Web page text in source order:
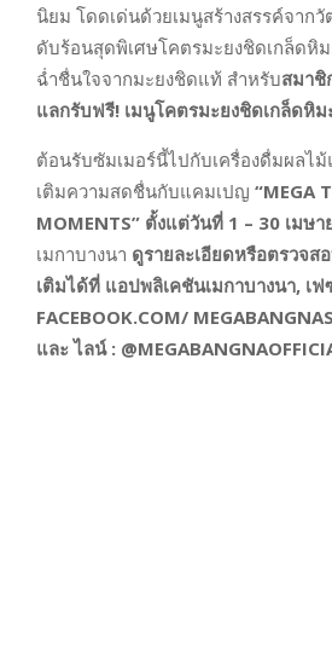
นิยม โดดเด่นด้วยเมนูสร้างสรรค์จาก
ดับร้อนสุดพิเศษโคตรมะยงชิดเกล็ดหิ
ฉ่ำชื่นใจจากมะยงชิดแท้ สำหรับสมาชิ
แลกรับฟรี! เมนูโคตรมะยงชิดเกล็ดหิ
ต้อนรับซัมเมอร์นี้ไปกับเครื่องดื่มผลไ
เติมความสดชื่นกับแคมเปญ “MEGA
MOMENTS” ตั้งแต่วันที่ 1 – 30 เมษ
เมกาบางนา ดูรายละเอียดหรือตรวจส
เติมได้ที่ แอปพลิเคชันเมกาบางนา, เฟ
FACEBOOK.COM/
และ ไลน์ :